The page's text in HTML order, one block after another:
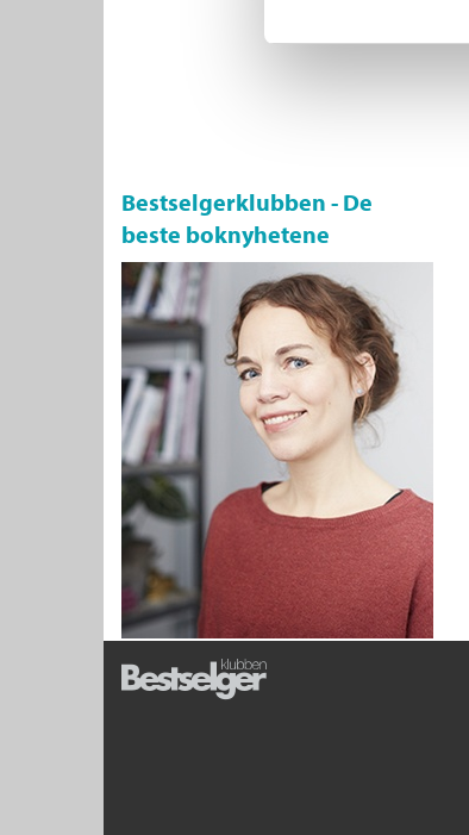
Bestselgerklubben - De
beste boknyhetene